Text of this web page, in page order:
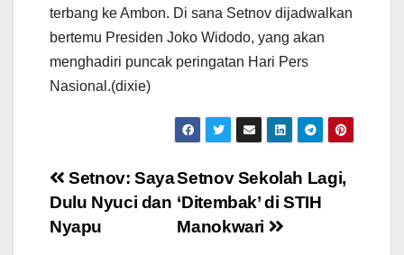
terbang ke Ambon. Di sana Setnov dijadwalkan
bertemu Presiden Joko Widodo, yang akan
menghadiri puncak peringatan Hari Pers
Nasional.(dixie)
Post
navigation
Setnov Sekolah Lagi,
‘Ditembak’ di STIH
Manokwari
Setnov: Saya
Dulu Nyuci dan
Nyapu